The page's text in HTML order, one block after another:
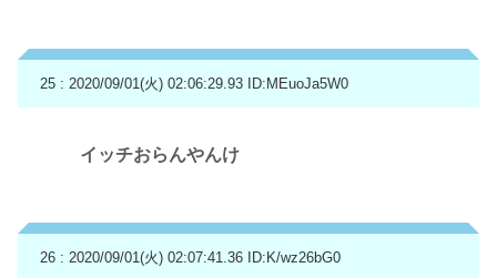
25 : 2020/09/01(火) 02:06:29.93 ID:MEuoJa5W0
イッチおらんやんけ
26 : 2020/09/01(火) 02:07:41.36 ID:K/wz26bG0